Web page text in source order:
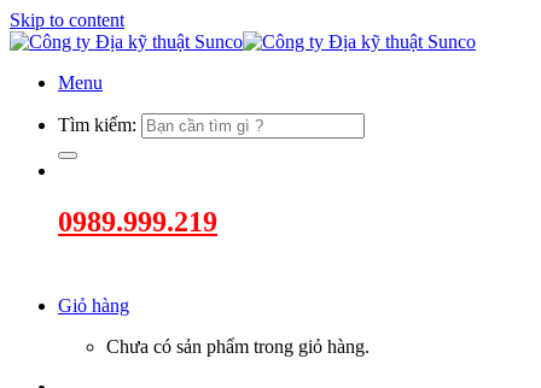
Skip to content
Menu
Tìm kiếm:
0989.999.219
Giỏ hàng
Chưa có sản phẩm trong giỏ hàng.